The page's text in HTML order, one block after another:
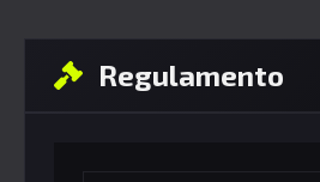
Regulamento